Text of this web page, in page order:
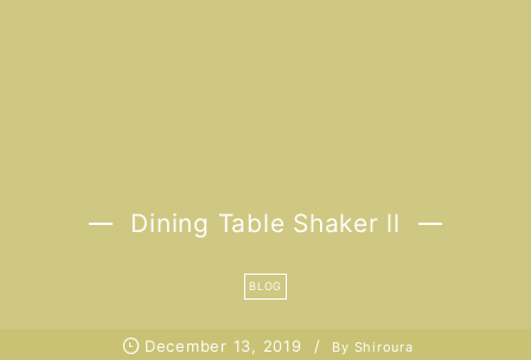
Dining Table Shaker ll
BLOG
December 13 2019 By Shiroura